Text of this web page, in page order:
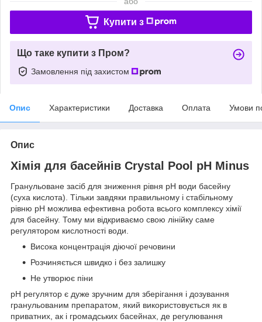
Купити з
Що таке купити з Пром?
Замовлення під захистом
Опис Характеристики Доставка Оплата Умови
Опис
Хімія для басейнів Crystal Pool pH Minus
Гранульоване засіб для зниження рівня pH води басейну
(суха кислота). Тільки завдяки правильному і стабільному
рівню рН можлива ефективна робота всього комплексу хімії
для басейну. Тому ми відкриваємо свою лінійку саме
регулятором кислотності води.
Висока концентрація діючої речовини
Розчиняється швидко і без залишку
Не утворює піни
рН регулятор є дуже зручним для зберігання і дозування
гранульованим препаратом, який використовується як в
приватних, ак і громадських басейнах, де регулювання